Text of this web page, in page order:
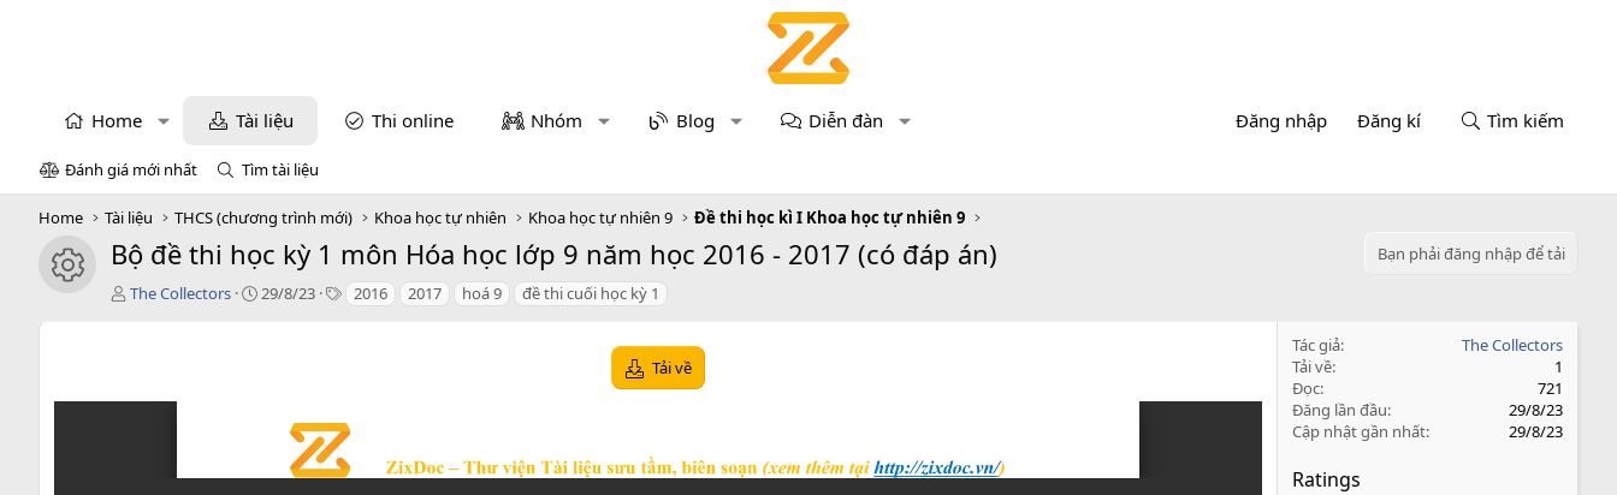
Home Tài liệu Thi online Nhóm Blog Diễn đàn Đăng nhập Đăng kí Tìm kiếm
Đánh giá mới nhất Tìm tài liệu
Home Tài liệu THCS (chương trình mới) Khoa học tự nhiên Khoa học tự nhiên 9 Đề thi học kì I Khoa học tự nhiên 9
icon tài liệu
Bộ đề thi học kỳ 1 môn Hóa học lớp 9 năm học 2016 - 2017 (có đáp án)
Bạn phải đăng nhập để tải
T
ả
The Collectors
C
29/8/23
T 2016 2017 hoá 9 đề thi cuối học kỳ 1
Tải về
Tác giả
The Collectors
Tải về
1
Đọc
721
Đăng lần đầu
29/8/23
Cập nhật gần nhất
29/8/23
Ratings